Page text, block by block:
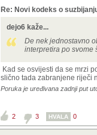
Re: Novi kodeks o
dejo6 kaže...
De nek jednostavno
interpretira po svome
Kad se osvijesti da se mrzi
slično tada zabranjene riječi
Poruka je uređivana zadnji put
2 3 HVALA 0